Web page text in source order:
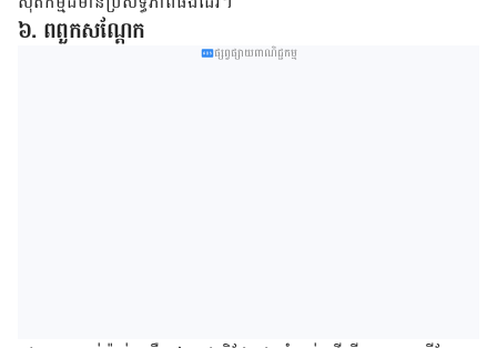
៦. ​ពពួក​សណ្ដែក
ផ្សព្វផ្សាយពាណិជ្ជកម្ម